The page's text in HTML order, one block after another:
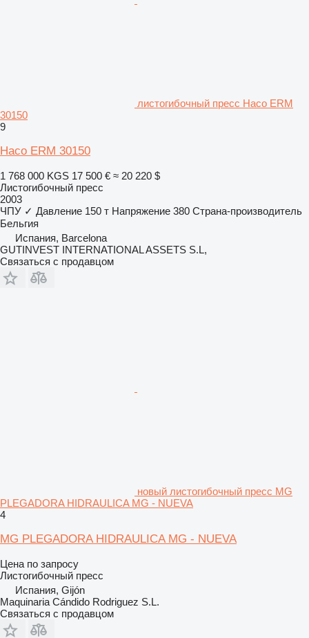
листогибочный пресс Haco ERM
30150
9
Haco ERM 30150
1 768 000 KGS 17 500 € ≈ 20 220 $
Листогибочный пресс
2003
ЧПУ ✓ Давление 150 т Напряжение 380 Страна-производитель
Бельгия
Испания, Barcelona
GUTINVEST INTERNATIONAL ASSETS S.L,
Связаться с продавцом
новый листогибочный пресс MG
PLEGADORA HIDRAULICA MG - NUEVA
4
MG PLEGADORA HIDRAULICA MG - NUEVA
Цена по запросу
Листогибочный пресс
Испания, Gijón
Maquinaria Cándido Rodriguez S.L.
Связаться с продавцом